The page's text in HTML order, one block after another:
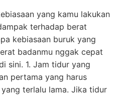
yang kamu lakukan
terhadap berat
kebiasaan buruk yang
badanmu nggak cepat
sini. 1. Jam tidur yang
pertama yang harus
terlalu lama. Jika tidur